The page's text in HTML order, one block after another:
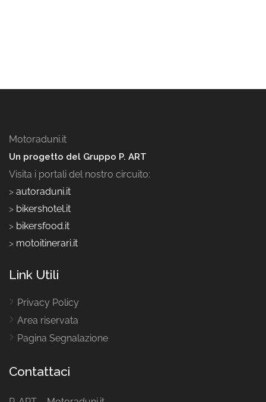
Motoraduni.it
Un progetto del Gruppo P. ART
Visita i portali del nostro circuito:
> autoraduni.it
> bikershotel.it
> bikersfood.it
> motoitinerari.it
Link Utili
Privacy Policy
Area riservata
Pagina Segnalazione
Contattaci